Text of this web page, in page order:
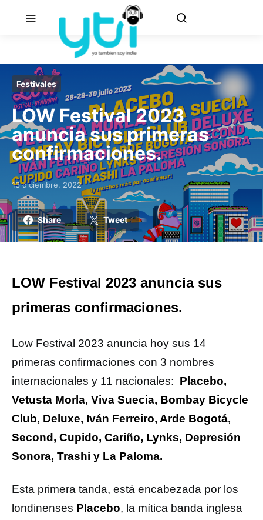
Festivales
LOW Festival 2023
anuncia sus primeras
confirmaciones.
Posted on
13 diciembre, 2022
Share Tweet
LOW Festival 2023 anuncia sus
primeras confirmaciones.
Low Festival 2023 anuncia hoy sus 14
primeras confirmaciones con 3 nombres
internacionales y 11 nacionales: Placebo,
Vetusta Morla, Viva Suecia, Bombay Bicycle
Club, Deluxe, Iván Ferreiro, Arde Bogotá,
Second, Cupido, Cariño, Lynks, Depresión
Sonora, Trashi y La Paloma.
Esta primera tanda, está encabezada por los
londinenses Placebo, la mítica banda inglesa